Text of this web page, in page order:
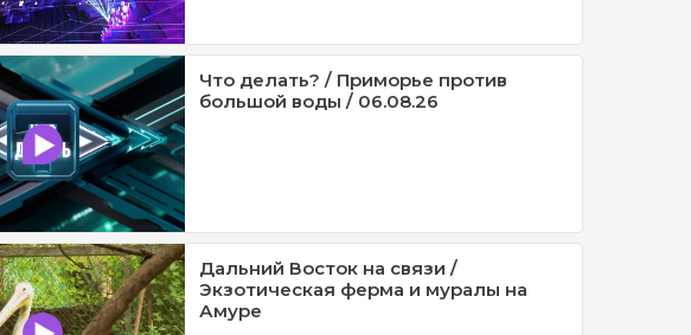
Что делать? / Приморье против
большой воды / 06.08.26
Дальний Восток на связи /
Экзотическая ферма и муралы на
Амуре